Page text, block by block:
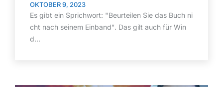
OKTOBER 9, 2023
Es gibt ein Sprichwort: "Beurteilen Sie das Buch ni
cht nach seinem Einband". Das gilt auch für Win
d...